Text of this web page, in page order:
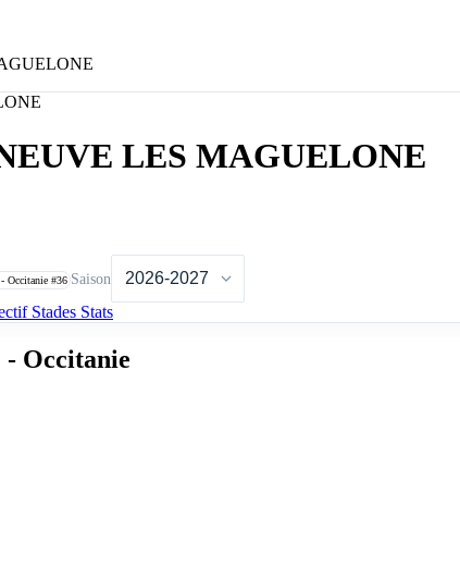
LES MAGUELONE
Occitanie #36 Saison
Stades Stats
- Occitanie